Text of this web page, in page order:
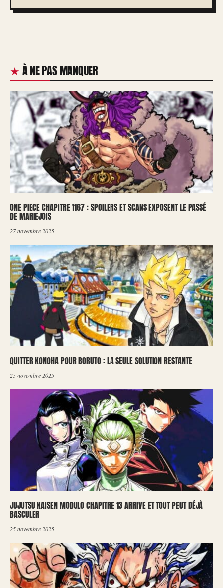
À NE PAS MANQUER
ONE PIECE CHAPITRE 1167 : SPOILERS ET SCANS EXPOSENT LE PASSÉ
DE MARIEJOIS
27 novembre 2025
QUITTER KONOHA POUR BORUTO : LA SEULE SOLUTION RESTANTE
25 novembre 2025
JUJUTSU KAISEN MODULO CHAPITRE 13 ARRIVE ET TOUT PEUT DÉJÀ
BASCULER
25 novembre 2025